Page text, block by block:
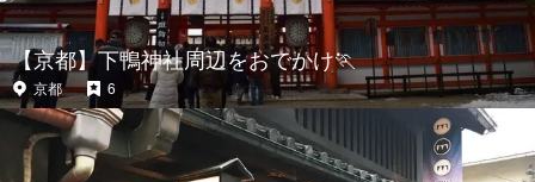
【京都】下鴨神社周辺をおでかけ🏃
京都 6